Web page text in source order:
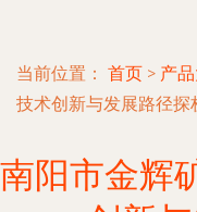
当前位置： 首页 > 产
技术创新与发展路径探
南阳市金辉